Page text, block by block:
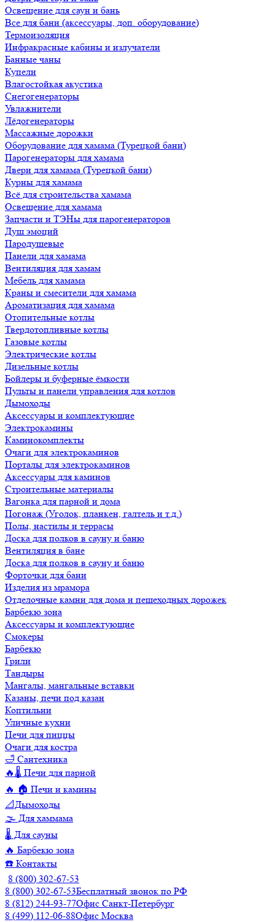
Освещение для саун и бань
Все для бани (аксессуары, доп. оборудование)
Термоизоляция
Инфракрасные кабины и излучатели
Банные чаны
Купели
Влагостойкая акустика
Снегогенераторы
Увлажнители
Лёдогенераторы
Массажные дорожки
Оборудование для хамама (Турецкой бани)
Парогенераторы для хамама
Двери для хамама (Турецкой бани)
Курны для хамама
Всё для строительства хамама
Освещение для хамама
Запчасти и ТЭНы для парогенераторов
Душ эмоций
Пародушевые
Панели для хамама
Вентиляция для хамам
Мебель для хамама
Краны и смесители для хамама
Ароматизация для хамама
Отопительные котлы
Твердотопливные котлы
Газовые котлы
Электрические котлы
Дизельные котлы
Бойлеры и буферные ёмкости
Пульты и панели управления для котлов
Дымоходы
Аксессуары и комплектующие
Электрокамины
Каминокомплекты
Очаги для электрокаминов
Порталы для электрокаминов
Аксессуары для каминов
Строительные материалы
Вагонка для парной и дома
Погонаж (Уголок, планкен, галтель и т.д.)
Полы, настилы и террасы
Доска для полков в сауну и баню
Вентиляция в бане
Доска для полков в сауну и баню
Форточки для бани
Изделия из мрамора
Отделочные камни для дома и пешеходных дорожек
Барбекю зона
Аксессуары и комплектующие
Смокеры
Барбекю
Грили
Тандыры
Мангалы, мангальные вставки
Казаны, печи под казан
Коптильни
Уличные кухни
Печи для пиццы
Очаги для костра
🛁 Сантехника
🔥🌡️ Печи для парной
🔥 🏠 Печи и камины
📐Дымоходы
🌫️ Для хаммама
🌡️ Для сауны
🔥 Барбекю зона
☎️ Контакты
8 (800) 302-67-53
8 (800) 302-67-53Бесплатный звонок по РФ
8 (812) 244-93-77Офис Санкт-Петербург
8 (499) 112-06-88Офис Москва